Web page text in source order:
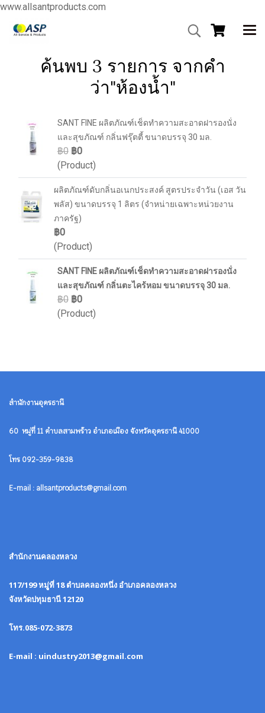
www.allsantproducts.com
ค้นพบ 3 รายการ จากคำ
ว่า"ห้องน้ำ"
SANT FINE ผลิตภัณฑ์เช็ดทำความสะอาดฝารองนั่ง
และสุขภัณฑ์ กลิ่นฟรุ๊ตตี้ ขนาดบรรจุ 30 มล.
฿0 ฿0
(Product)
ผลิตภัณฑ์ดับกลิ่นอเนกประสงค์ สูตรประจำวัน (เอส วัน
พลัส) ขนาดบรรจุ 1 ลิตร (จำหน่ายเฉพาะหน่วยงาน
ภาครัฐ)
฿0
(Product)
SANT FINE ผลิตภัณฑ์เช็ดทำความสะอาดฝารองนั่ง
และสุขภัณฑ์ กลิ่นตะไคร้หอม ขนาดบรรจุ 30 มล.
฿0 ฿0
(Product)
สำนักงานอุดรธานี
60 หมู่ที่ 11 ตำบลสามพร้าว อำเภอเมือง จังหวัดอุดรธานี 41000
โทร 092-359-9838
E-mail : allsantproducts@gmail.com
สำนักงานคลองหลวง
117/199 หมูู่ที่ 18 ตำบลคลองหนึ่ง อำเภอคลองหลวง
จังหวัดปทุมธานี 12120
โทร.085-072-3873
E-mail : uindustry2013@gmail.com